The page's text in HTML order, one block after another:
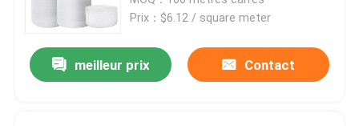
Au sujet de nous
Visite d'usine
Prix：$6.12 / square meter
meilleur prix Contact